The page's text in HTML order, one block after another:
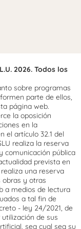
2026. Todos los
sobre programas
parte de ellos,
página web.
la oposición
en la
el artículo 32.1 del
realiza la reserva
comunicación pública
prevista en
una reserva
obras y otras
a medios de lectura
a tal fin de
- ley 24/2021, de
de sus
sea cual sea su